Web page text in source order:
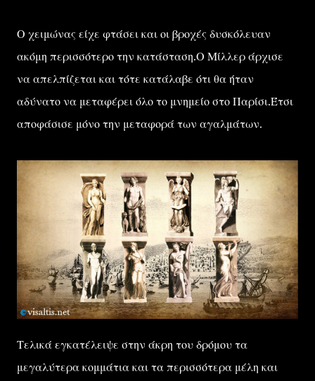
Ο χειμώνας είχε φτάσει και οι βροχές δυσκόλευαν
ακόμη περισσότερο την κατάσταση.Ο Μίλλερ άρχισε
να απελπίζεται και τότε κατάλαβε ότι θα ήταν
αδύνατο να μεταφέρει όλο το μνημείο στο Παρίσι.Έτσι
αποφάσισε μόνο την μεταφορά των αγαλμάτων.
Τελικά εγκατέλειψε στην άκρη του δρόμου τα
μεγαλύτερα κομμάτια και τα περισσότερα μέλη και